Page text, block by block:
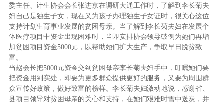
委主任、计生协会会长张进京在调研大通工作时，了解到李长菊夫
妇自己是独生子女，现在又为孩子办理独生子女证时，很关心这位
支持计划生育事业发展的贫困母亲。当了解到李长菊夫妇在发展个
体医疗项目中资金出现困难时，当即安排协会领导破例为她们再增
加贫困项目资金5000元，以帮助她们扩大生产，争取早日脱贫致
富。
当赵会长把5000元资金交到贫困母亲李长菊夫妇手中，叮嘱她们要
把资金用到实处，即要为更多群众提供更好的服务，又要为周围群
众宣传好政策，做好致富的榜样。李长菊夫妇激动地说，感谢省、
县项目领导对贫困母亲的关心和支持，在她们艰难时雪中送炭，并